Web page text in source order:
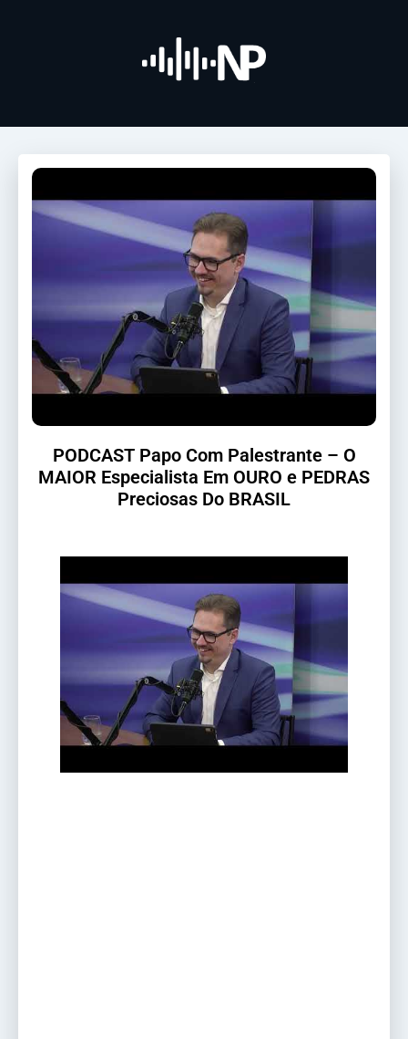
PODCAST Papo Com Palestrante – O
MAIOR Especialista Em OURO e PEDRAS
Preciosas Do BRASIL